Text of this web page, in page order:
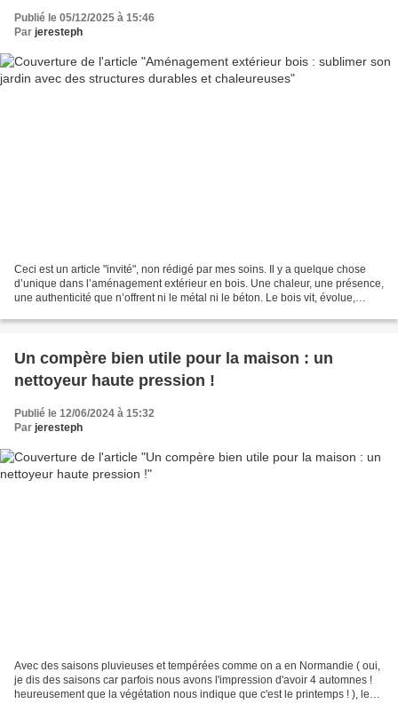
Publié le 05/12/2025 à 15:46
Par jeresteph
Ceci est un article "invité", non rédigé par mes soins. Il y a quelque chose
d’unique dans l’aménagement extérieur en bois. Une chaleur, une présence,
une authenticité que n’offrent ni le métal ni le béton. Le bois vit, évolue,
Un compère bien utile pour la maison : un
nettoyeur haute pression !
Publié le 12/06/2024 à 15:32
Par jeresteph
Avec des saisons pluvieuses et tempérées comme on a en Normandie ( oui,
je dis des saisons car parfois nous avons l'impression d'avoir 4 automnes !
heureusement que la végétation nous indique que c'est le printemps ! ), les